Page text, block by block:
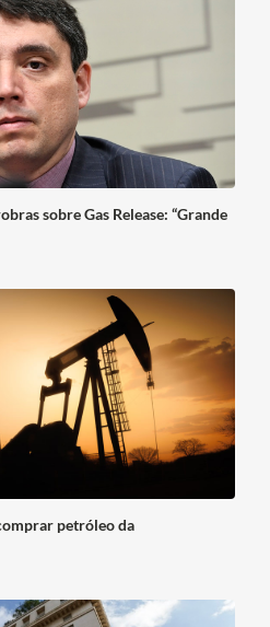
sobre Gas Release: “Grande
petróleo da